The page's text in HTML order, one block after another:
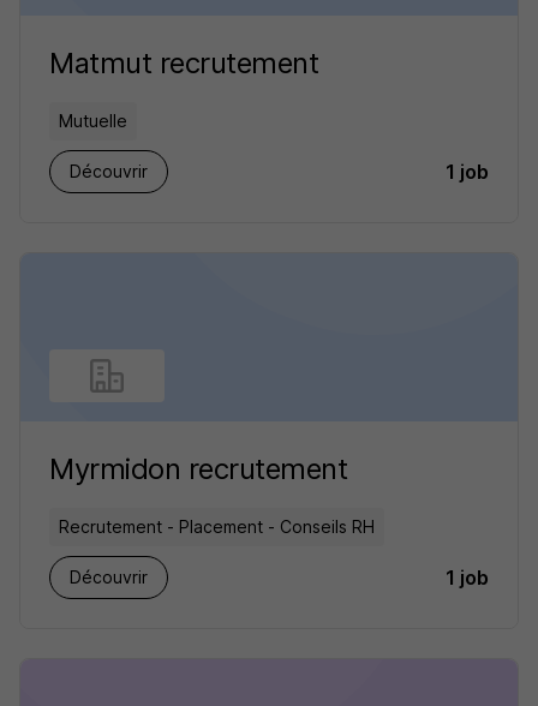
Matmut recrutement
Mutuelle
Découvrir 1 job
Myrmidon recrutement
Recrutement - Placement - Conseils RH
Découvrir 1 job